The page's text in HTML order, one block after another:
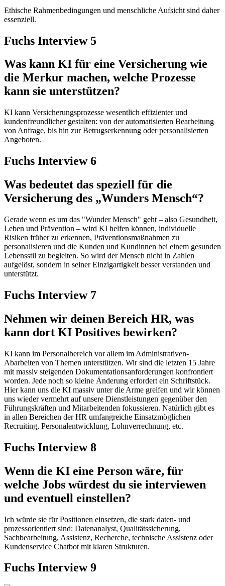
Ethische Rahmenbedingungen und menschliche Aufsicht sind daher
essenziell.
Fuchs Interview 5
Was kann KI für eine Versicherung wie
die Merkur machen, welche Prozesse
kann sie unterstützen?
KI kann Versicherungsprozesse wesentlich effizienter und
kundenfreundlicher gestalten: von der automatisierten Bearbeitung
von Anfrage, bis hin zur Betrugserkennung oder personalisierten
Angeboten.
Fuchs Interview 6
Was bedeutet das speziell für die
Versicherung des „Wunders Mensch“?
Gerade wenn es um das "Wunder Mensch" geht – also Gesundheit,
Leben und Prävention – wird KI helfen können, individuelle
Risiken früher zu erkennen, Präventionsmaßnahmen zu
personalisieren und die Kunden und Kundinnen bei einem gesunden
Lebensstil zu begleiten. So wird der Mensch nicht in Zahlen
aufgelöst, sondern in seiner Einzigartigkeit besser verstanden und
unterstützt.
Fuchs Interview 7
Nehmen wir deinen Bereich HR, was
kann dort KI Positives bewirken?
KI kann im Personalbereich vor allem im Administrativen-
Abarbeiten von Themen unterstützen. Wir sind die letzten 15 Jahre
mit massiv steigenden Dokumentationsanforderungen konfrontiert
worden. Jede noch so kleine Änderung erfordert ein Schriftstück.
Hier kann uns die KI massiv unter die Arme greifen und wir können
uns wieder vermehrt auf unsere Dienstleistungen gegenüber den
Führungskräften und Mitarbeitenden fokussieren. Natürlich gibt es
in allen Bereichen der HR umfangreiche Einsatzmöglichen
Recruiting, Personalentwicklung, Lohnverrechnung, etc.
Fuchs Interview 8
Wenn die KI eine Person wäre, für
welche Jobs würdest du sie interviewen
und eventuell einstellen?
Ich würde sie für Positionen einsetzen, die stark daten- und
prozessorientiert sind: Datenanalyst, Qualitätssicherung,
Sachbearbeitung, Assistenz, Recherche, technische Assistenz oder
Kundenservice Chatbot mit klaren Strukturen.
Fuchs Interview 9